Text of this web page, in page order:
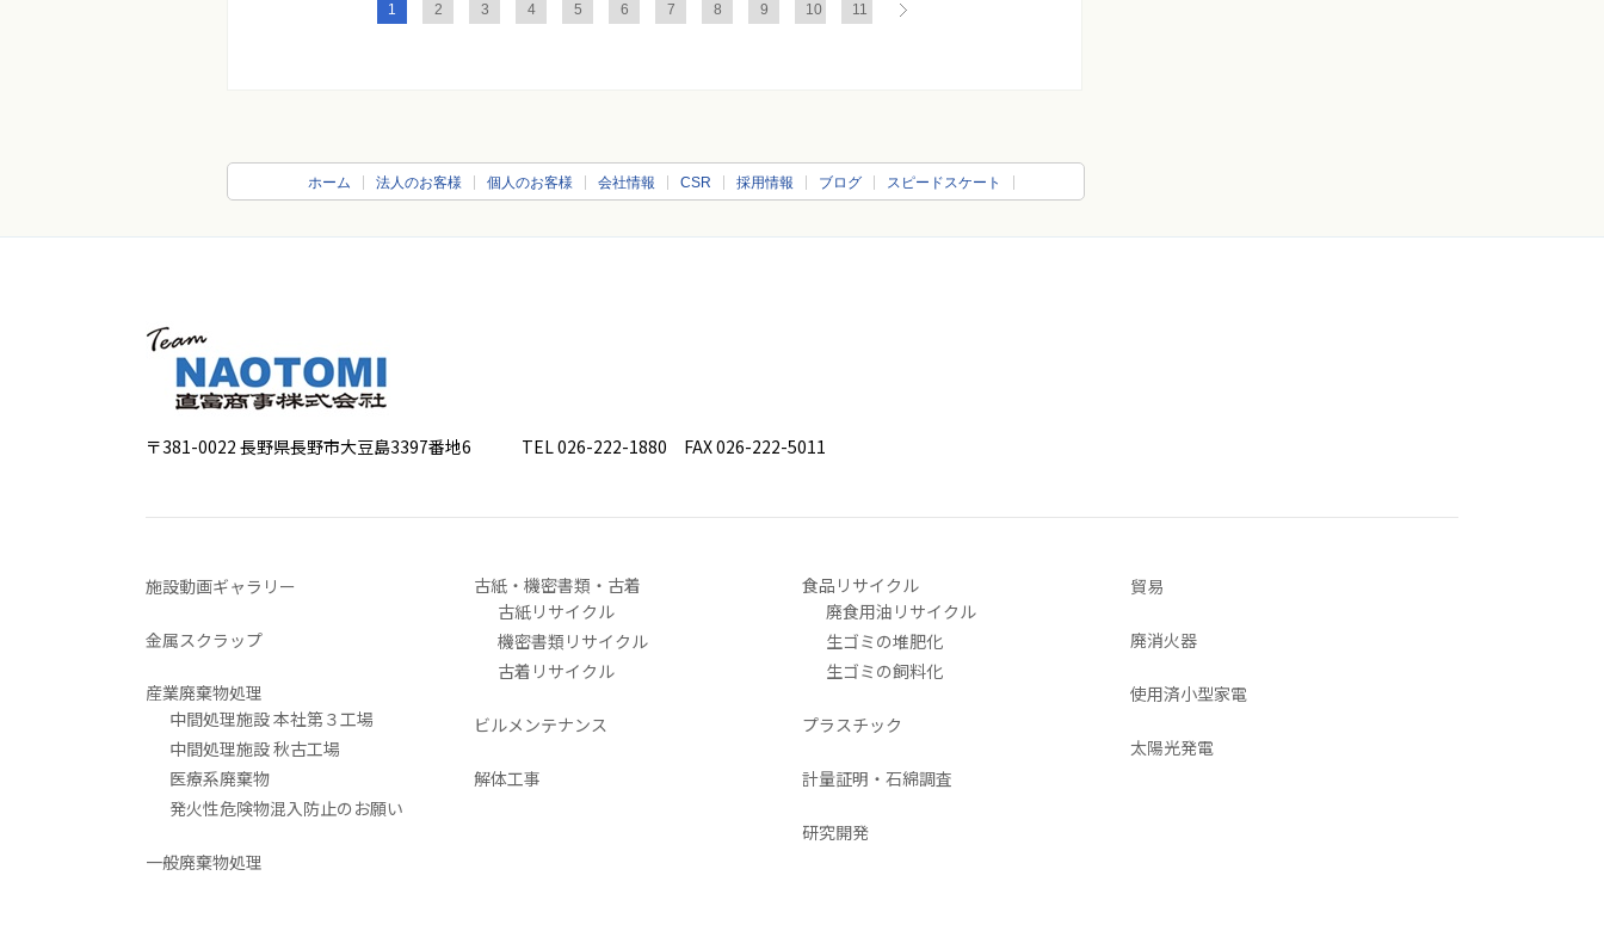
1 2 3 4 5 6 7 8 9 10 11
ホーム 法人のお客様 個人のお客様 会社情報 CSR 採用情報 ブログ スピードスケート
〒381-0022 長野県長野市大豆島3397番地6 TEL 026-222-1880 FAX 026-222-5011
施設動画ギャラリー
金属スクラップ
産業廃棄物処理
中間処理施設 本社第３工場
中間処理施設 秋古工場
医療系廃棄物
発火性危険物混入防止のお願い
一般廃棄物処理
古紙・機密書類・古着
古紙リサイクル
機密書類リサイクル
古着リサイクル
ビルメンテナンス
解体工事
食品リサイクル
廃食用油リサイクル
生ゴミの堆肥化
生ゴミの飼料化
プラスチック
計量証明・石綿調査
研究開発
貿易
廃消火器
使用済小型家電
太陽光発電